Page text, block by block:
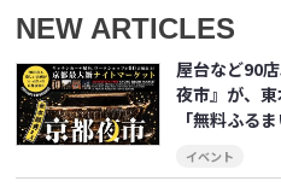
NEW ARTICLES
屋台など90
夜市』が、
「無料ふる
イベント